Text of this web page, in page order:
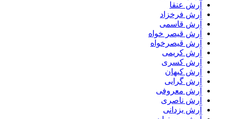
آرش عنقا
آرش فرخزاد
آرش قاسمی
آرش قیصر خواه
آرش قیصرخواه
آرش کریمی
آرش کسری
آرش کیهان
آرش گرایی
آرش معروفی
آرش ناصری
آرش یزدانی